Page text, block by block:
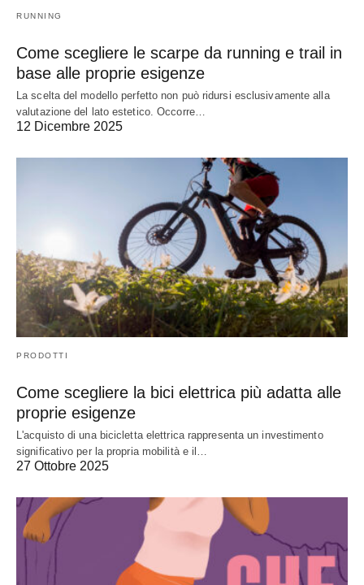
RUNNING
Come scegliere le scarpe da running e trail in
base alle proprie esigenze
La scelta del modello perfetto non può ridursi esclusivamente alla
valutazione del lato estetico. Occorre…
12 Dicembre 2025
PRODOTTI
Come scegliere la bici elettrica più adatta alle
proprie esigenze
L'acquisto di una bicicletta elettrica rappresenta un investimento
significativo per la propria mobilità e il…
27 Ottobre 2025